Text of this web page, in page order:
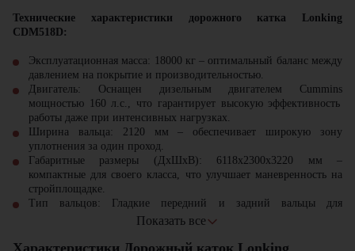
Технические характеристики дорожного катка Lonking
CDM518D:
Эксплуатационная масса: 18000 кг – оптимальный баланс между
давлением на покрытие и производительностью.
Двигатель: Оснащен дизельным двигателем Cummins
мощностью 160 л.с. , что гарантирует высокую эффективность
работы даже при интенсивных нагрузках.
Ширина вальца:
2120 мм – обеспечивает широкую зону
уплотнения за один проход.
Габаритные размеры (ДхШхВ):
6118х2300х3220 мм –
компактные для своего класса, что улучшает маневренность на
стройплощадке.
Тип вальцов: Гладкие передний и задний вальцы для
равномерного уплотнения.
Ключевые преимущества дорожного катка Lonking CDM518D
Показать все
Характеристики Дорожный каток Lonking